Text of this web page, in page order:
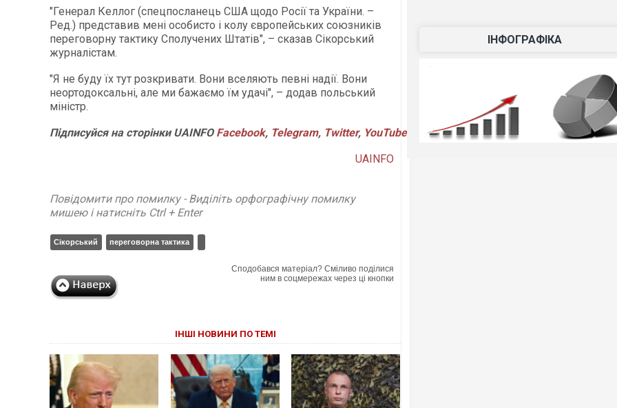
"Генерал Келлог (спецпосланець США щодо Росії та України. –
Ред.) представив мені особисто і колу європейських союзників
переговорну тактику Сполучених Штатів", – сказав Сікорський
журналістам.
"Я не буду їх тут розкривати. Вони вселяють певні надії. Вони
неортодоксальні, але ми бажаємо їм удачі", – додав польський
міністр.
ПідписуйсянасторінкиUAINFO Facebook, Telegram, Twitter, YouTube
UAINFO
Повідомити про помилку - Виділіть орфографічну помилку
мишею і натисніть Ctrl + Enter
Сікорський переговорна тактика
Сподобався матеріал? Сміливо поділися
ним в соцмережах через ці кнопки
ІНШІ НОВИНИ ПО ТЕМІ
ІНФОГРАФІКА